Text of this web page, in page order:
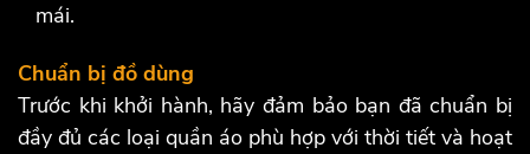
mái.
Chuẩn bị đồ dùng
Trước khi khởi hành, hãy đảm bảo bạn đã chuẩn bị
đầy đủ các loại quần áo phù hợp với thời tiết và hoạt